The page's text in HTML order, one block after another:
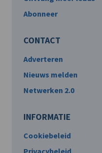
Abonneer
CONTACT
Adverteren
Nieuws melden
Netwerken 2.0
INFORMATIE
Cookiebeleid
Privacybeleid